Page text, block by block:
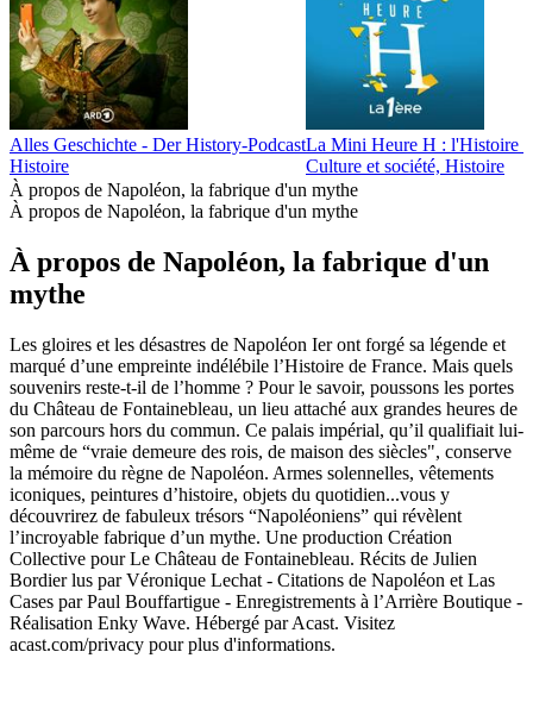
Alles Geschichte - Der History-Podcast
Histoire
La Mini Heure H : l'Histoire
Culture et société, Histoire
À propos de Napoléon, la fabrique d'un mythe
À propos de Napoléon, la fabrique d'un mythe
À propos de Napoléon, la fabrique d'un
mythe
Les gloires et les désastres de Napoléon Ier ont forgé sa légende et
marqué d’une empreinte indélébile l’Histoire de France. Mais quels
souvenirs reste-t-il de l’homme ? Pour le savoir, poussons les portes
du Château de Fontainebleau, un lieu attaché aux grandes heures de
son parcours hors du commun. Ce palais impérial, qu’il qualifiait lui-
même de “vraie demeure des rois, de maison des siècles", conserve
la mémoire du règne de Napoléon. Armes solennelles, vêtements
iconiques, peintures d’histoire, objets du quotidien...vous y
découvrirez de fabuleux trésors “Napoléoniens” qui révèlent
l’incroyable fabrique d’un mythe. Une production Création
Collective pour Le Château de Fontainebleau. Récits de Julien
Bordier lus par Véronique Lechat - Citations de Napoléon et Las
Cases par Paul Bouffartigue - Enregistrements à l’Arrière Boutique -
Réalisation Enky Wave. Hébergé par Acast. Visitez
acast.com/privacy pour plus d'informations.